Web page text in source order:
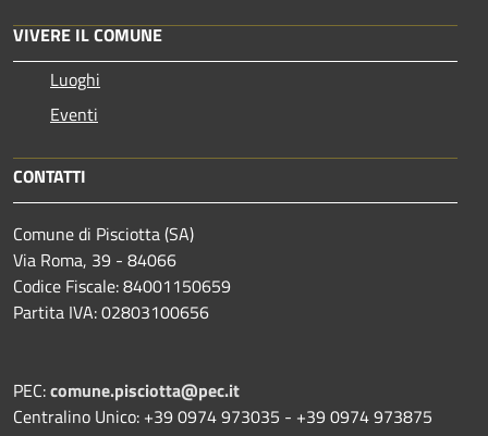
VIVERE IL COMUNE
Luoghi
Eventi
CONTATTI
Comune di Pisciotta (SA)
Via Roma, 39 - 84066
Codice Fiscale: 84001150659
Partita IVA: 02803100656
PEC:comune.pisciotta@pec.it
Centralino Unico: +39 0974 973035 - +39 0974 973875